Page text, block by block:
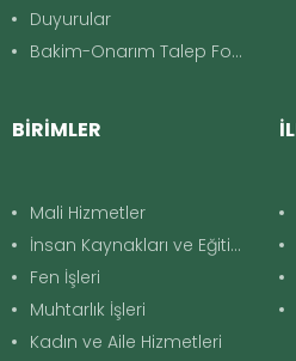
Komisyon Raporları-
21 Mayıs 2026, 13:02
DBB ve Kayapınar Bld.
Meclis İmar Planı Kararı
13 Mayıs 2026, 16:32
Meclis Gündemi (mayıs
Duyurular
Bakim-Onarım Talep Formu
BİRİMLER
Mali Hizmetler
İnsan Kaynakları ve Eğitim
Fen İşleri
Muhtarlık İşleri
Kadın ve Aile Hizmetleri